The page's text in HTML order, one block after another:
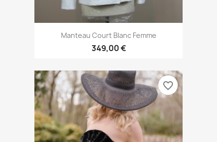
Manteau Court Blanc Femme
349,00 €
favorite_border